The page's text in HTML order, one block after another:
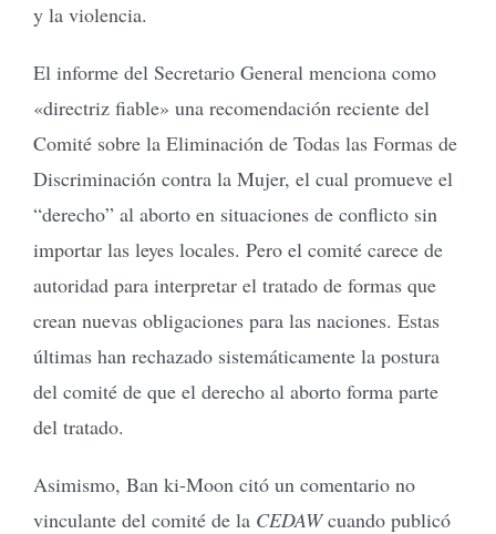
y la violencia.
El informe del Secretario General menciona como
«directriz fiable» una recomendación reciente del
Comité sobre la Eliminación de Todas las Formas de
Discriminación contra la Mujer, el cual promueve el
“derecho” al aborto en situaciones de conflicto sin
importar las leyes locales. Pero el comité carece de
autoridad para interpretar el tratado de formas que
crean nuevas obligaciones para las naciones. Estas
últimas han rechazado sistemáticamente la postura
del comité de que el derecho al aborto forma parte
del tratado.
Asimismo, Ban ki-Moon citó un comentario no
vinculante del comité de la CEDAWcuando publicó